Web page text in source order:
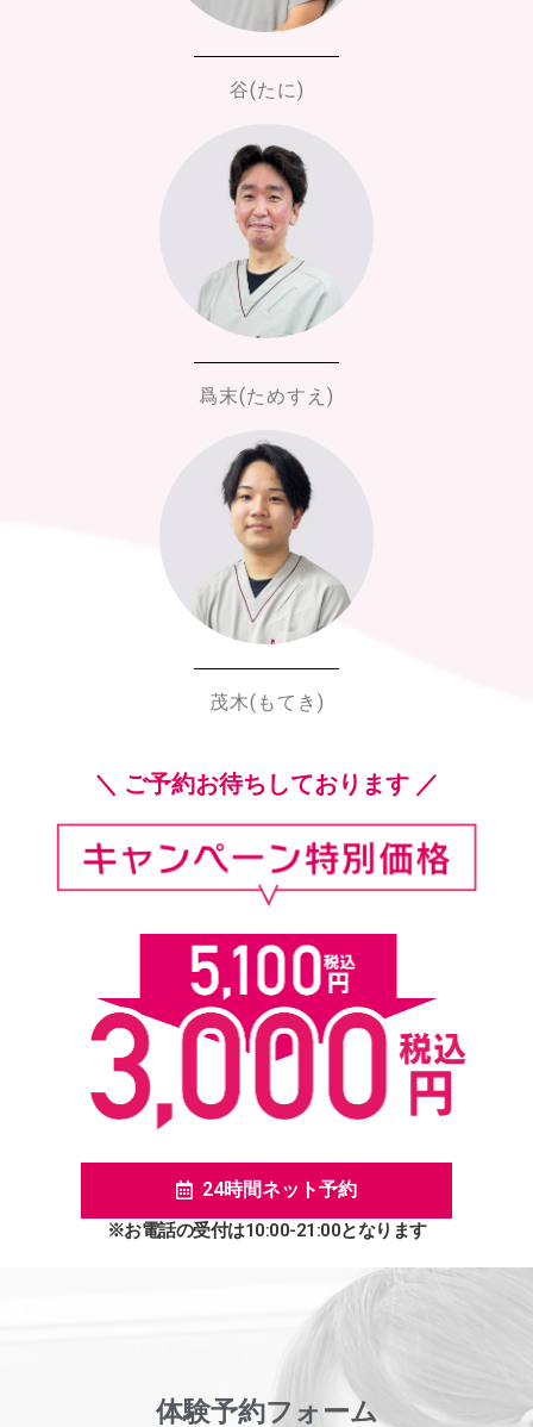
谷(たに)
爲末(ためすえ)
茂木(もてき)
＼ ご予約お待ちしております ／
24時間ネット予約
※お電話の受付は10:00-21:00となります
体験予約フォーム